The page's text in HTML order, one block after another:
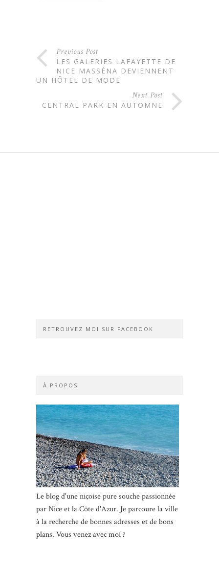
Previous Post
LES GALERIES LAFAYETTE DE
NICE MASSÉNA DEVIENNENT
UN HÔTEL DE MODE
Next Post
CENTRAL PARK EN AUTOMNE
RETROUVEZ MOI SUR FACEBOOK
À PROPOS
Le blog d'une niçoise pure souche passionnée
par Nice et la Côte d'Azur. Je parcoure la ville
à la recherche de bonnes adresses et de bons
plans. Vous venez avec moi ?